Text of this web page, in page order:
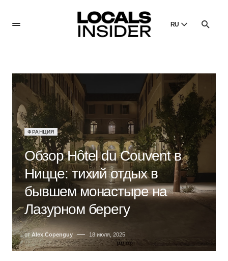
RU
Poland
Русский
Russian
ФРАНЦИЯ
Обзор Hôtel du Couvent в
Ницце: тихий отдых в
бывшем монастыре на
Лазурном берегу
от Alex Copenguy 18 июля, 2025